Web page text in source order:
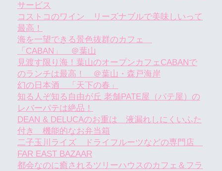
サービス
コストコのワイン リーズナブルで美味しいって
最高！
海を一望できる景色抜群のカフェ
「CABAN」 ＠葉山
見渡す限り海！葉山のオープンカフェCABANで
のランチは最高！ ＠葉山・森戸海岸
幻の日本酒 「天下の春」
知る人ぞ知る自由が丘 老舗PATE屋（パテ屋）の
レバーパテは絶品！
DEAN & DELUCAのお重は 液漏れしにくいふた
付き 機能的なお弁当箱
二子玉川ライズ ドライフルーツなどの専門店
FAR EAST BAZAAR
都会なのに癒されるツリーハウスのカフェ＆フラ